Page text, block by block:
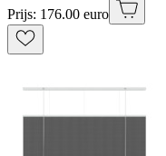
Prijs: 176.00 euro